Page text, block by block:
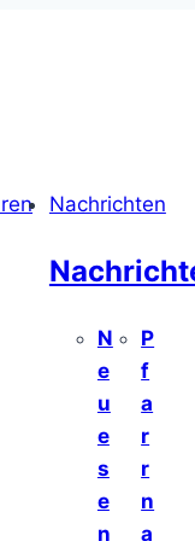
Nachrichten
N
e
u
e
s
e
n
P
f
a
r
r
n
a